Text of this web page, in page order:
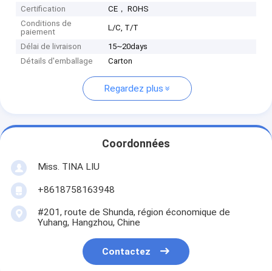
Certification
CE， ROHS
Conditions de
paiement
L/C, T/T
Délai de livraison
15~20days
Détails d'emballage
Carton
Regardez plus
Coordonnées
Miss. TINA LIU
+8618758163948
#201, route de Shunda, région économique de
Yuhang, Hangzhou, Chine
Contactez